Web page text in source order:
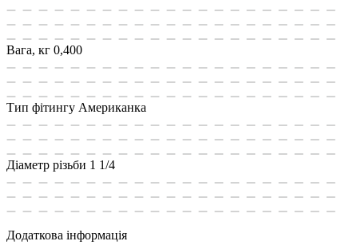
Вага, кг 0,400
Тип фітингу Американка
Діаметр різьби 1 1/4
Додаткова інформація